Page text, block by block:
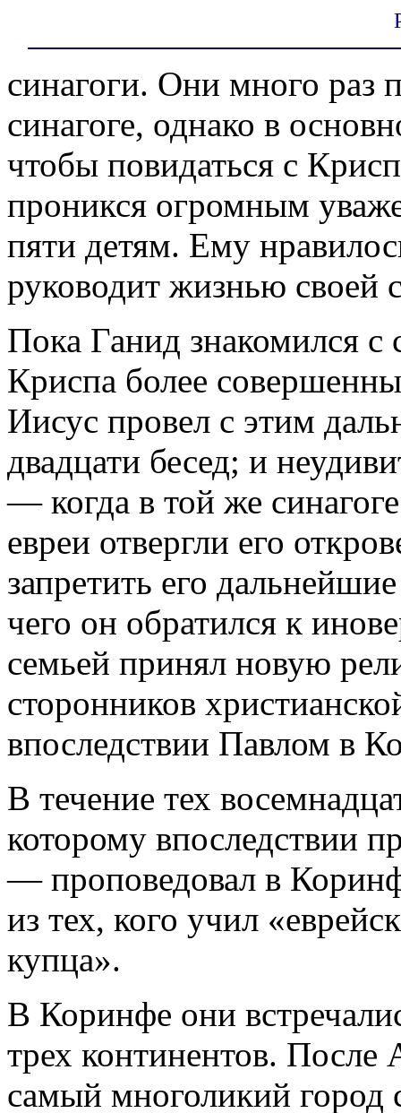
синагоги. Они много раз
синагоге, однако в
чтобы повидаться с
проникся огромным
пяти детям. Ему
руководит жизнью своей
Пока Ганид знакомился
Криспа более
Иисус провел с этим
двадцати бесед; и
— когда в той же
евреи отвергли его
запретить его
чего он обратился к
семьей принял новую
сторонников
впоследствии Павлом в
В течение тех
которому впоследствии
— проповедовал в
из тех, кого учил
купца».
В Коринфе они
трех континентов.
самый многоликий город